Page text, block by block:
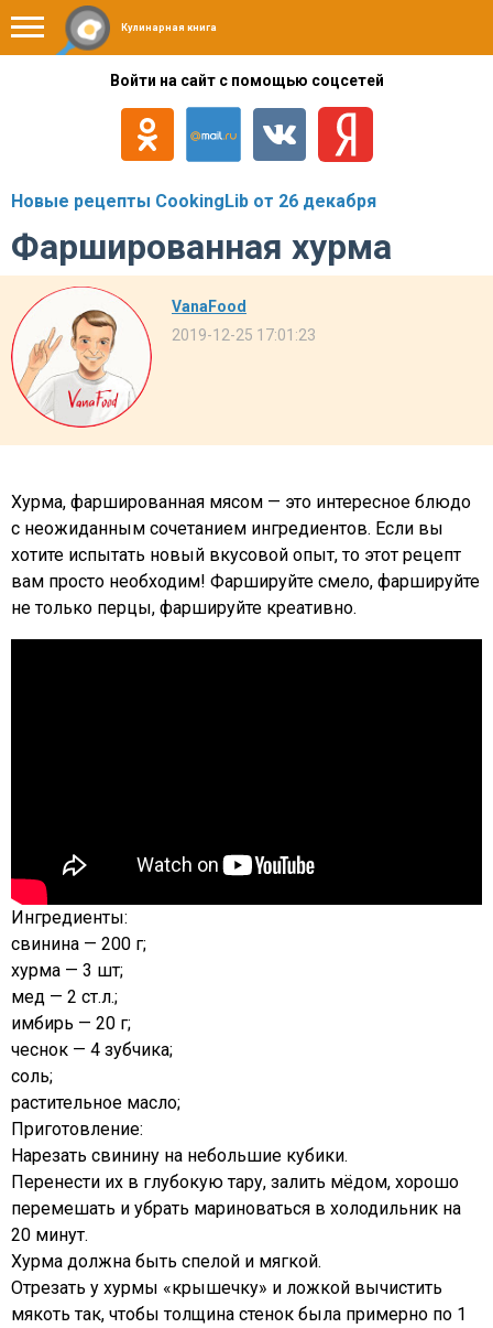
Кулинарная книга
Войти на сайт с помощью соцсетей
Новые рецепты CookingLib от 26 декабря
Фаршированная хурма
VanaFood
2019-12-25 17:01:23
Хурма, фаршированная мясом — это интересное блюдо
с неожиданным сочетанием ингредиентов. Если вы
хотите испытать новый вкусовой опыт, то этот рецепт
вам просто необходим! Фаршируйте смело, фаршируйте
не только перцы, фаршируйте креативно.
Ингредиенты:
свинина — 200 г;
хурма — 3 шт;
мед — 2 ст.л.;
имбирь — 20 г;
чеснок — 4 зубчика;
соль;
растительное масло;
Приготовление:
Нарезать свинину на небольшие кубики.
Перенести их в глубокую тару, залить мёдом, хорошо
перемешать и убрать мариноваться в холодильник на
20 минут.
Хурма должна быть спелой и мягкой.
Отрезать у хурмы «крышечку» и ложкой вычистить
мякоть так, чтобы толщина стенок была примерно по 1